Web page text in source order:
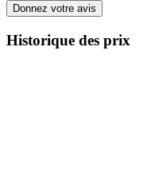
Donnez votre avis
Historique des prix